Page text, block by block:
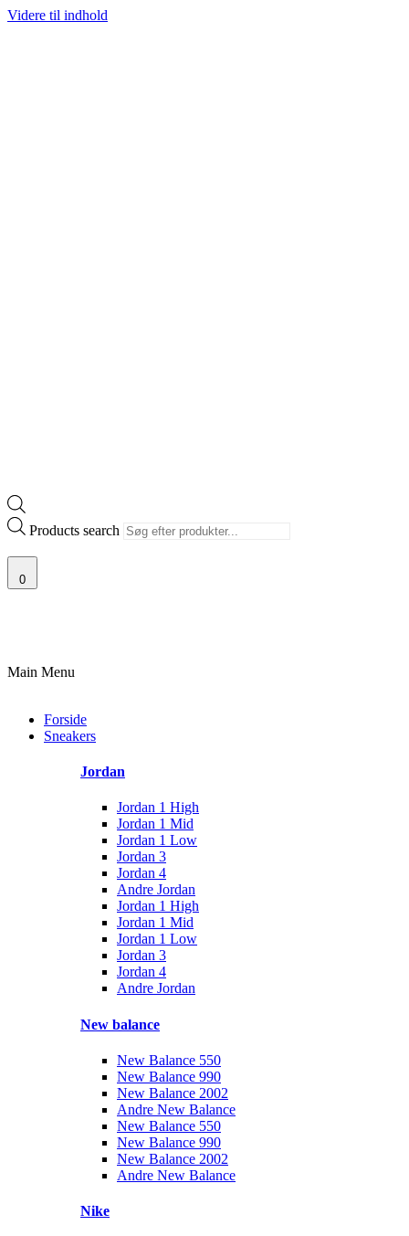
Videre til indhold
Products search
0
Main Menu
Forside
Sneakers
Jordan
Jordan 1 High
Jordan 1 Mid
Jordan 1 Low
Jordan 3
Jordan 4
Andre Jordan
Jordan 1 High
Jordan 1 Mid
Jordan 1 Low
Jordan 3
Jordan 4
Andre Jordan
New balance
New Balance 550
New Balance 990
New Balance 2002
Andre New Balance
New Balance 550
New Balance 990
New Balance 2002
Andre New Balance
Nike